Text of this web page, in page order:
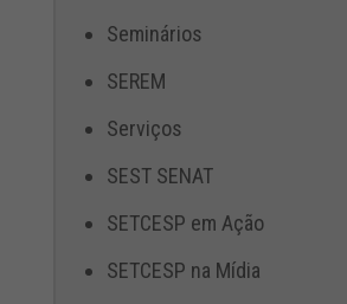
Seminários
SEREM
Serviços
SEST SENAT
SETCESP em Ação
SETCESP na Mídia